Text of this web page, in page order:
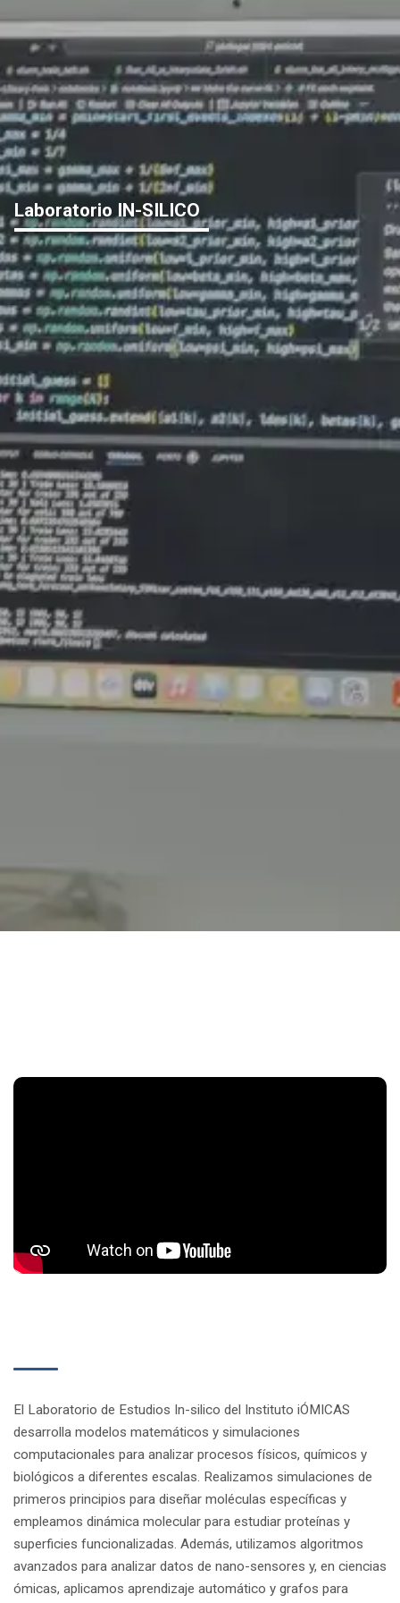
Laboratorio IN-SILICO
El Laboratorio de Estudios In-silico del Instituto iÓMICAS
desarrolla modelos matemáticos y simulaciones
computacionales para analizar procesos físicos, químicos y
biológicos a diferentes escalas. Realizamos simulaciones de
primeros principios para diseñar moléculas específicas y
empleamos dinámica molecular para estudiar proteínas y
superficies funcionalizadas. Además, utilizamos algoritmos
avanzados para analizar datos de nano-sensores y, en ciencias
ómicas, aplicamos aprendizaje automático y grafos para